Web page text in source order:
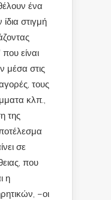
ένα
στιγμή
είναι
μέσα στις
τους
κλπ.,
της
σε
που
η
–οι